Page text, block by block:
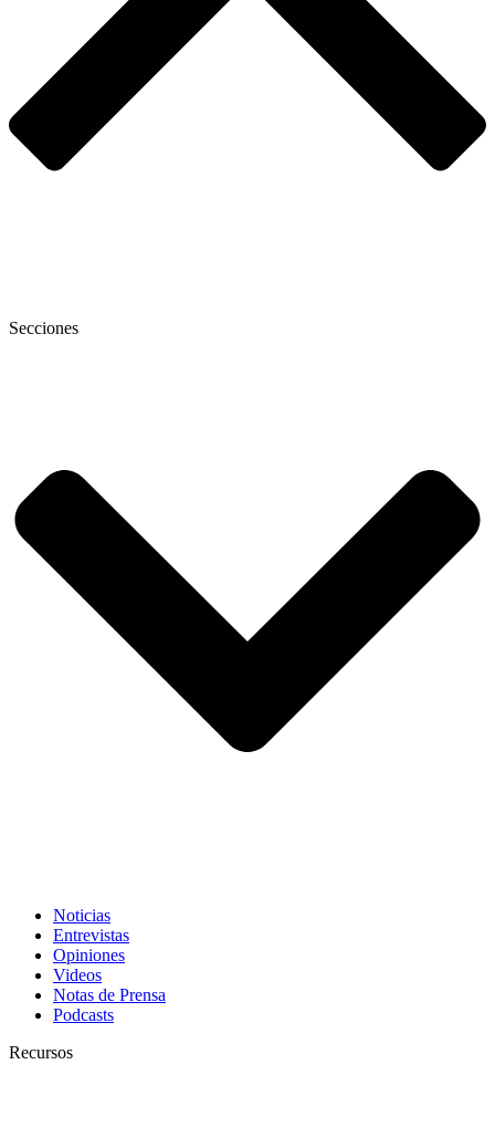
Secciones
Noticias
Entrevistas
Opiniones
Videos
Notas de Prensa
Podcasts
Recursos